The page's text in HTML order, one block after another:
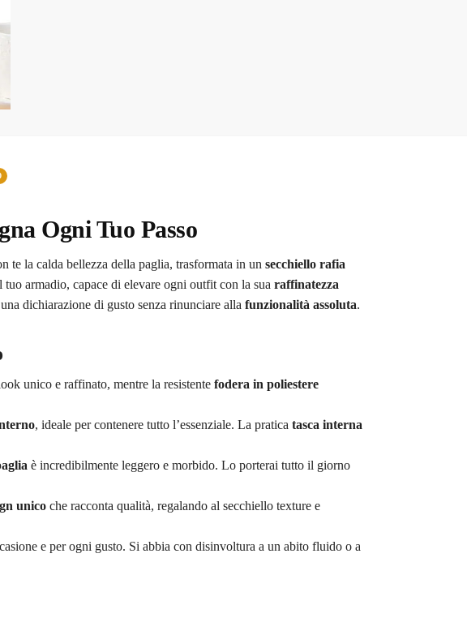
Ogni Tuo Passo
te la calda bellezza della paglia, trasformata in un secchiello rafia
tuo armadio, capace di elevare ogni outfit con la sua raffinatezza
dichiarazione di gusto senza rinunciare alla funzionalità assoluta.
unico e raffinato, mentre la resistente fodera in poliestere
, ideale per contenere tutto l’essenziale. La pratica tasca interna
è incredibilmente leggero e morbido. Lo porterai tutto il giorno
unicoche racconta qualità, regalando al secchiello texture e
e per ogni gusto. Si abbia con disinvoltura a un abito fluido o a